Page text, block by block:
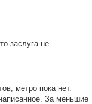
заслуга не
метро пока нет.
За меньшие